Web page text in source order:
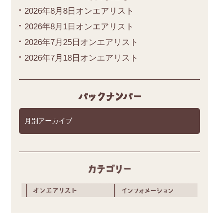
2026年8月8日オンエアリスト
2026年8月1日オンエアリスト
2026年7月25日オンエアリスト
2026年7月18日オンエアリスト